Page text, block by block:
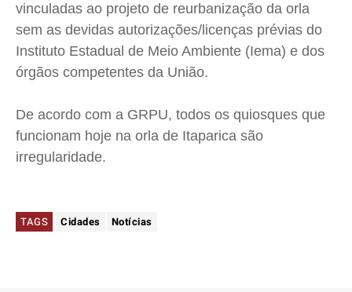
vinculadas ao projeto de reurbanização da orla
sem as devidas autorizações/licenças prévias do
Instituto Estadual de Meio Ambiente (Iema) e dos
órgãos competentes da União.
De acordo com a GRPU, todos os quiosques que
funcionam hoje na orla de Itaparica são
irregularidade.
TAGS Cidades Notícias